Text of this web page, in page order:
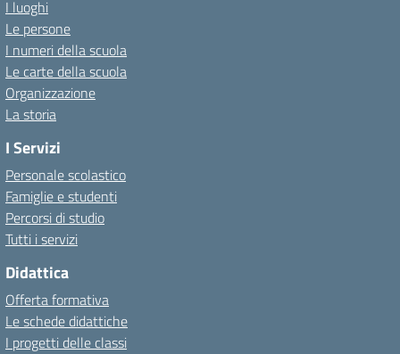
I luoghi
Le persone
I numeri della scuola
Le carte della scuola
Organizzazione
La storia
I Servizi
Personale scolastico
Famiglie e studenti
Percorsi di studio
Tutti i servizi
Didattica
Offerta formativa
Le schede didattiche
I progetti delle classi